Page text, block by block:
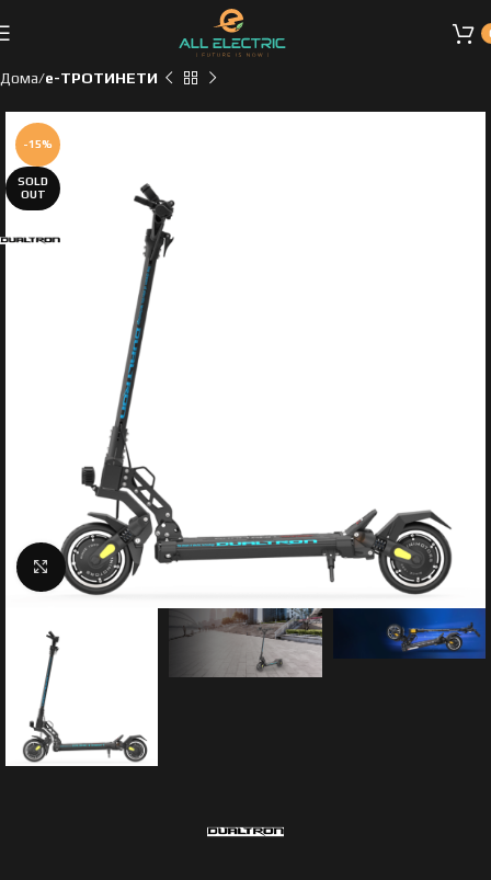
Дома e-ТРОТИНЕТИ
-15%
SOLD
OUT
Click to enlarge